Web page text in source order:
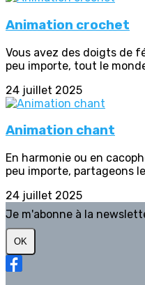
Animation crochet
Vous avez des doigts de
peu importe, tout le
24 juillet 2025
Animation chant
En harmonie ou en
peu importe, partageons
24 juillet 2025
Je m'abonne à la
OK